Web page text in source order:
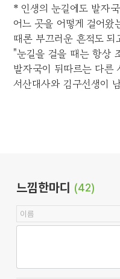
* 인생의 눈길에도 발자
어느 곳을 어떻게 걸어왔
때론 부끄러운 흔적도
"눈길을 걸을 때는 항상
발자국이 뒤따르는 다른
서산대사와 김구선생이
느낌한마디 (42)